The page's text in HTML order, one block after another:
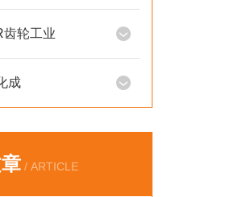
齿轮工业
成
/ ARTICLE